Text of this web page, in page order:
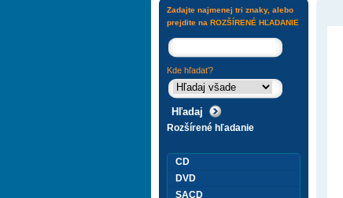
Zadajte najmenej tri znaky, alebo
prejdite na ROZŠÍRENÉ HĽADANIE
Kde hľadať?
Rozšírené hľadanie
CD
DVD
SACD